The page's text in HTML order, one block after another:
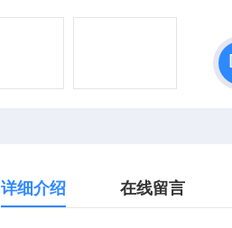
详细介绍 在线留言